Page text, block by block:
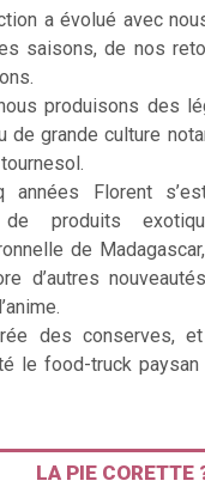
a évolué avec
saisons, de nos
nous produisons des
de grande culture
années Florent
de produits
de
d’autres
des conserves,
le food-truck
LA PIE CORETTE